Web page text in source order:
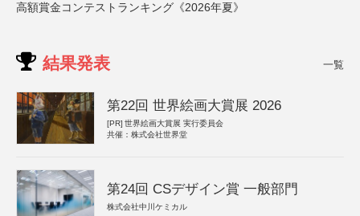
高額賞金コンテストランキング《2026年夏》
結果発表 一覧
第22回 世界絵画大賞展 2026
[PR] 世界絵画大賞展 実行委員会
共催：株式会社世界堂
第24回 CSデザイン賞 一般部門
株式会社中川ケミカル